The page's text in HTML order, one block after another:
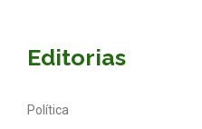
Editorias
Política